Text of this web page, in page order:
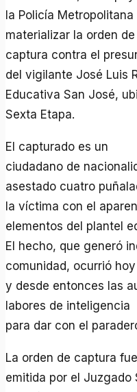
la Policía
materializar la orden de
captura contra el
del vigilante José Luis
Educativa San José,
Sexta Etapa.
El capturado es un
ciudadano de
asestado cuatro
la víctima con el
elementos del plantel
El hecho, que generó
comunidad, ocurrió
y desde entonces las
labores de inteligencia
para dar con el
La orden de captura fue
emitida por el Juzgado